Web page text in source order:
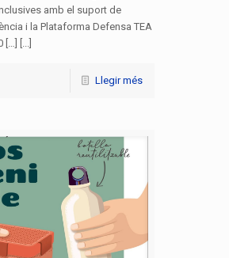
amb el suport de
i la Plataforma Defensa TEA
[…] [...]
Llegir més